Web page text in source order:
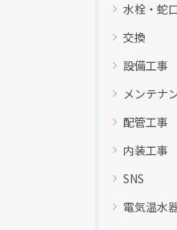
水栓・蛇
交換
設備工事
メンテナ
配管工事
内装工事
SNS
電気温水
現在、新聞に入っ
現在、新聞に入っ